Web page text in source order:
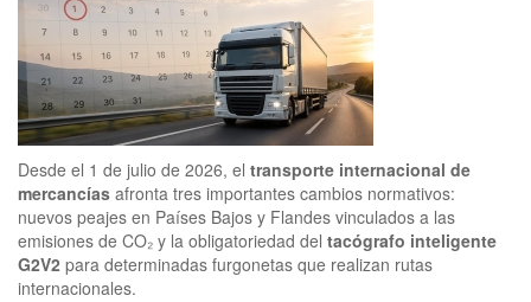
Desde el 1 de julio de 2026, el transporte internacional de
mercancías afronta tres importantes cambios normativos:
nuevos peajes en Países Bajos y Flandes vinculados a las
emisiones de CO₂ y la obligatoriedad del tacógrafo inteligente
G2V2 para determinadas furgonetas que realizan rutas
internacionales.